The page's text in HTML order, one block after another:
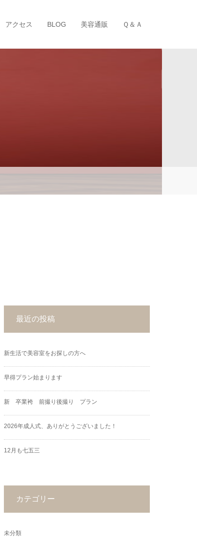
アクセス BLOG 美容通販 Ｑ＆Ａ
最近の投稿
新生活で美容室をお探しの方へ
早得プラン始まります
新 卒業袴 前撮り後撮り プラン
2026年成人式、ありがとうございました！
12月も七五三
カテゴリー
未分類